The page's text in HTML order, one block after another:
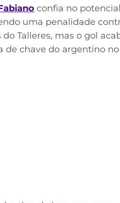
confia no
uma penalidade
do Talleres, mas o gol
de chave do argentino